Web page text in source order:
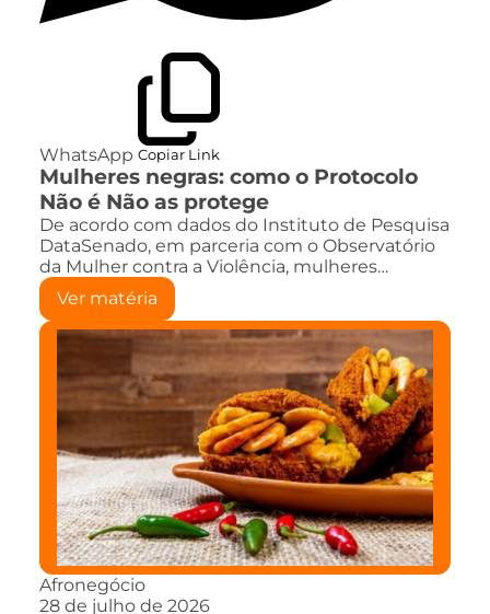
WhatsApp Copiar Link
Mulheres negras: como o Protocolo
Não é Não as protege
De acordo com dados do Instituto de Pesquisa
DataSenado, em parceria com o Observatório
da Mulher contra a Violência, mulheres…
Ver matéria
Afronegócio
28 de julho de 2026